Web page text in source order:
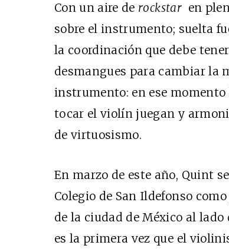
Con un aire de rockstar en
sobre el instrumento; suelta
la coordinación que debe
desmangues para cambiar la
instrumento: en ese
tocar el violín juegan y
de virtuosismo.
En marzo de este año, Quint
Colegio de San Ildefonso
de la ciudad de México al
es la primera vez que el